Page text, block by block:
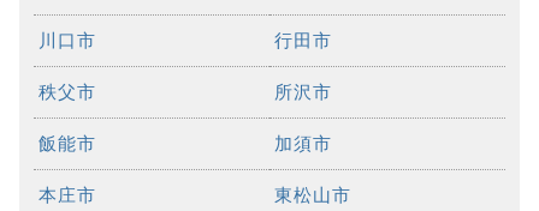
川口市 行田市
秩父市 所沢市
飯能市 加須市
本庄市 東松山市